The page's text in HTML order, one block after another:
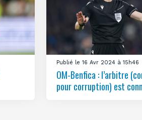
Publié le 16 Avr 2024 à 15h46
OM-Benfica : l’arbitre
pour corruption) est